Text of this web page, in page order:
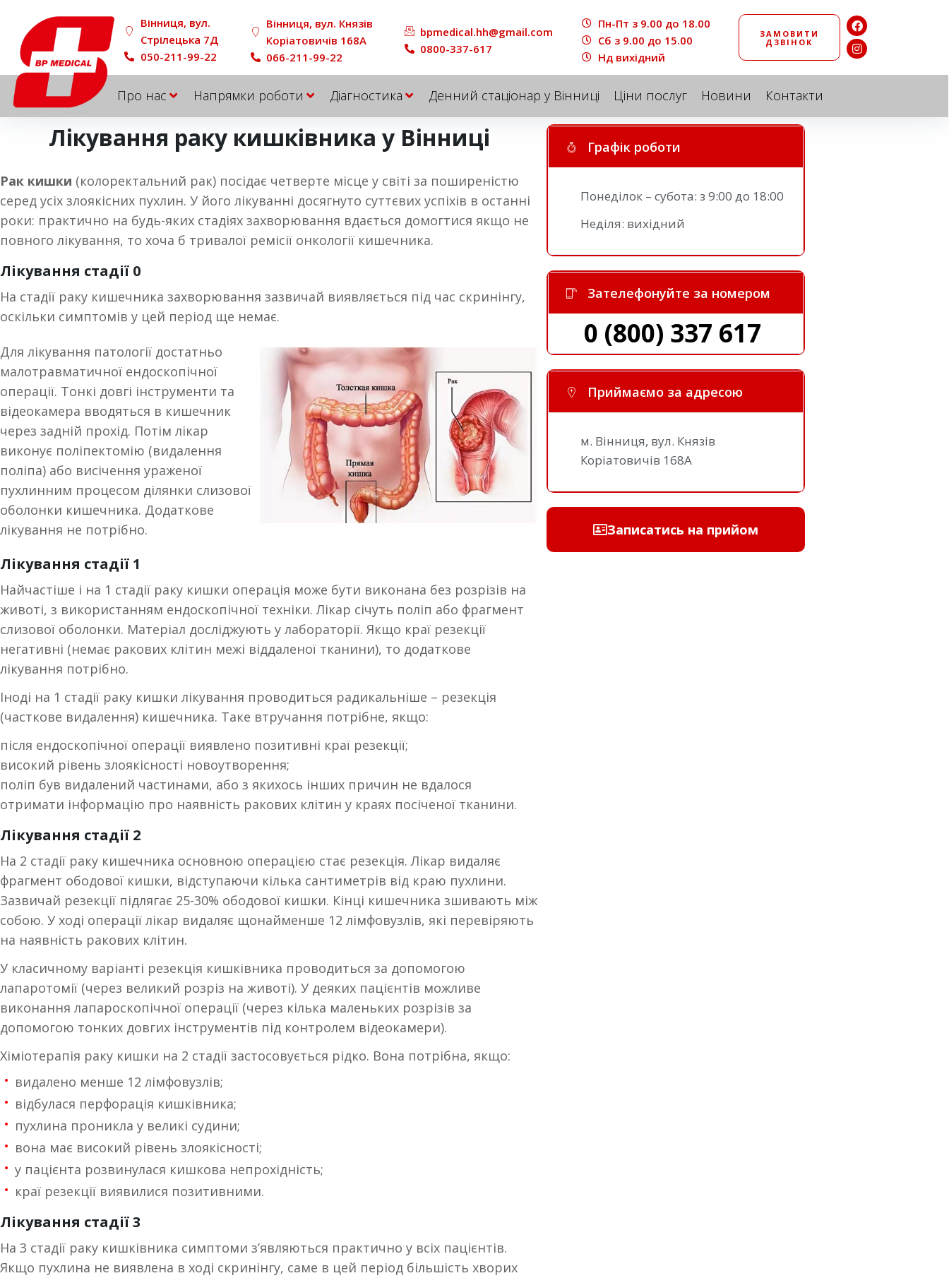
Вінниця, вул.
Стрілецька 7Д
050-211-99-22
Вінниця, вул. Князів
Коріатовичів 168A
066-211-99-22
bpmedical.hh@gmail.com
0800-337-617
Пн-Пт з 9.00 до 18.00
Сб з 9.00 до 15.00
Нд вихідний
ЗАМОВИТИ
ДЗВІНОК
Про нас Напрямки роботи Діагностика Денний стаціонар у Вінниці Ціни послуг Новини Контакти
Лікування раку кишківника у Вінниці
Рак кишки (колоректальний рак) посідає четверте місце у світі за поширеністю
серед усіх злоякісних пухлин. У його лікуванні досягнуто суттєвих успіхів в останні
роки: практично на будь-яких стадіях захворювання вдається домогтися якщо не
повного лікування, то хоча б тривалої ремісії онкології кишечника.
Лікування стадії 0
На стадії раку кишечника захворювання зазвичай виявляється під час скринінгу,
оскільки симптомів у цей період ще немає.
Для лікування патології достатньо
малотравматичної ендоскопічної
операції. Тонкі довгі інструменти та
відеокамера вводяться в кишечник
через задній прохід. Потім лікар
виконує поліпектомію (видалення
поліпа) або висічення ураженої
пухлинним процесом ділянки слизової
оболонки кишечника. Додаткове
лікування не потрібно.
Лікування стадії 1
Найчастіше і на 1 стадії раку кишки операція може бути виконана без розрізів на
животі, з використанням ендоскопічної техніки. Лікар січуть поліп або фрагмент
слизової оболонки. Матеріал досліджують у лабораторії. Якщо краї резекції
негативні (немає ракових клітин межі віддаленої тканини), то додаткове
лікування потрібно.
Іноді на 1 стадії раку кишки лікування проводиться радикальніше – резекція
(часткове видалення) кишечника. Таке втручання потрібне, якщо:
після ендоскопічної операції виявлено позитивні краї резекції;
високий рівень злоякісності новоутворення;
поліп був видалений частинами, або з якихось інших причин не вдалося
отримати інформацію про наявність ракових клітин у краях посіченої тканини.
Лікування стадії 2
На 2 стадії раку кишечника основною операцією стає резекція. Лікар видаляє
фрагмент ободової кишки, відступаючи кілька сантиметрів від краю пухлини.
Зазвичай резекції підлягає 25-30% ободової кишки. Кінці кишечника зшивають між
собою. У ході операції лікар видаляє щонайменше 12 лімфовузлів, які перевіряють
на наявність ракових клітин.
У класичному варіанті резекція кишківника проводиться за допомогою
лапаротомії (через великий розріз на животі). У деяких пацієнтів можливе
виконання лапароскопічної операції (через кілька маленьких розрізів за
допомогою тонких довгих інструментів під контролем відеокамери).
Хіміотерапія раку кишки на 2 стадії застосовується рідко. Вона потрібна, якщо:
видалено менше 12 лімфовузлів;
відбулася перфорація кишківника;
пухлина проникла у великі судини;
вона має високий рівень злоякісності;
у пацієнта розвинулася кишкова непрохідність;
краї резекції виявилися позитивними.
Лікування стадії 3
На 3 стадії раку кишківника симптоми з’являються практично у всіх пацієнтів.
Якщо пухлина не виявлена в ході скринінгу, саме в цей період більшість хворих
Графік роботи
Понеділок – субота: з 9:00 до 18:00
Неділя: вихідний
Зателефонуйте за номером
0 (800) 337 617
Приймаємо за адресою
м. Вінниця, вул. Князів
Коріатовичів 168A
Записатись на прийом